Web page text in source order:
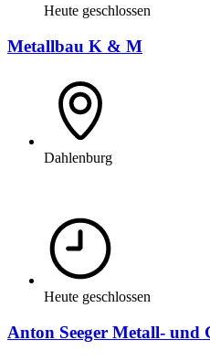
Heute geschlossen
Metallbau K & M
Dahlenburg
Heute geschlossen
Anton Seeger Metall- und